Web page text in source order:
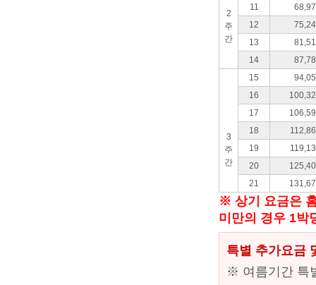
2
주
간
11
12
13
14
3
주
간
15
16
17
18
19
20
21
※ 상기 요금은
미만의 경우 1박
특별 추가요금
※ 여름기간 특